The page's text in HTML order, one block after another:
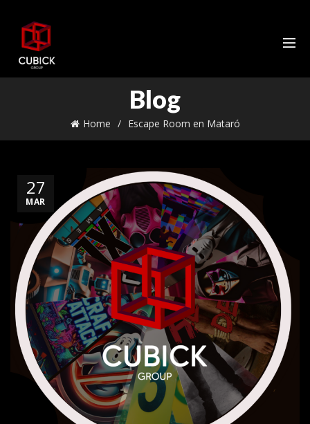
Blog
Home Escape Room en Mataró
27
MAR